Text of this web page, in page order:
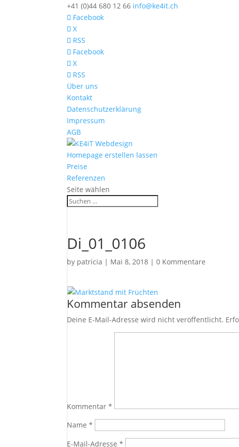
+41 (0)44 680 12 66 info@ke4it.ch
Facebook
X
RSS
Facebook
X
RSS
Über uns
Kontakt
Datenschutzerklärung
Impressum
AGB
Homepage erstellen lassen
Preise
Referenzen
Seite wählen
Di_01_0106
by patricia | Mai 8, 2018 |0 Kommentare
Kommentar absenden
Deine E-Mail-Adresse wird nicht veröffentlicht.
Kommentar*
Name*
E-Mail-Adresse*